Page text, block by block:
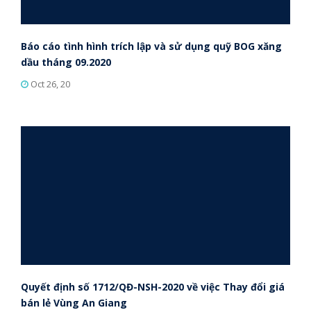
Báo cáo tình hình trích lập và sử dụng quỹ BOG xăng
dầu tháng 09.2020
Oct 26, 20
Quyết định số 1712/QĐ-NSH-2020 về việc Thay đổi giá
bán lẻ Vùng An Giang